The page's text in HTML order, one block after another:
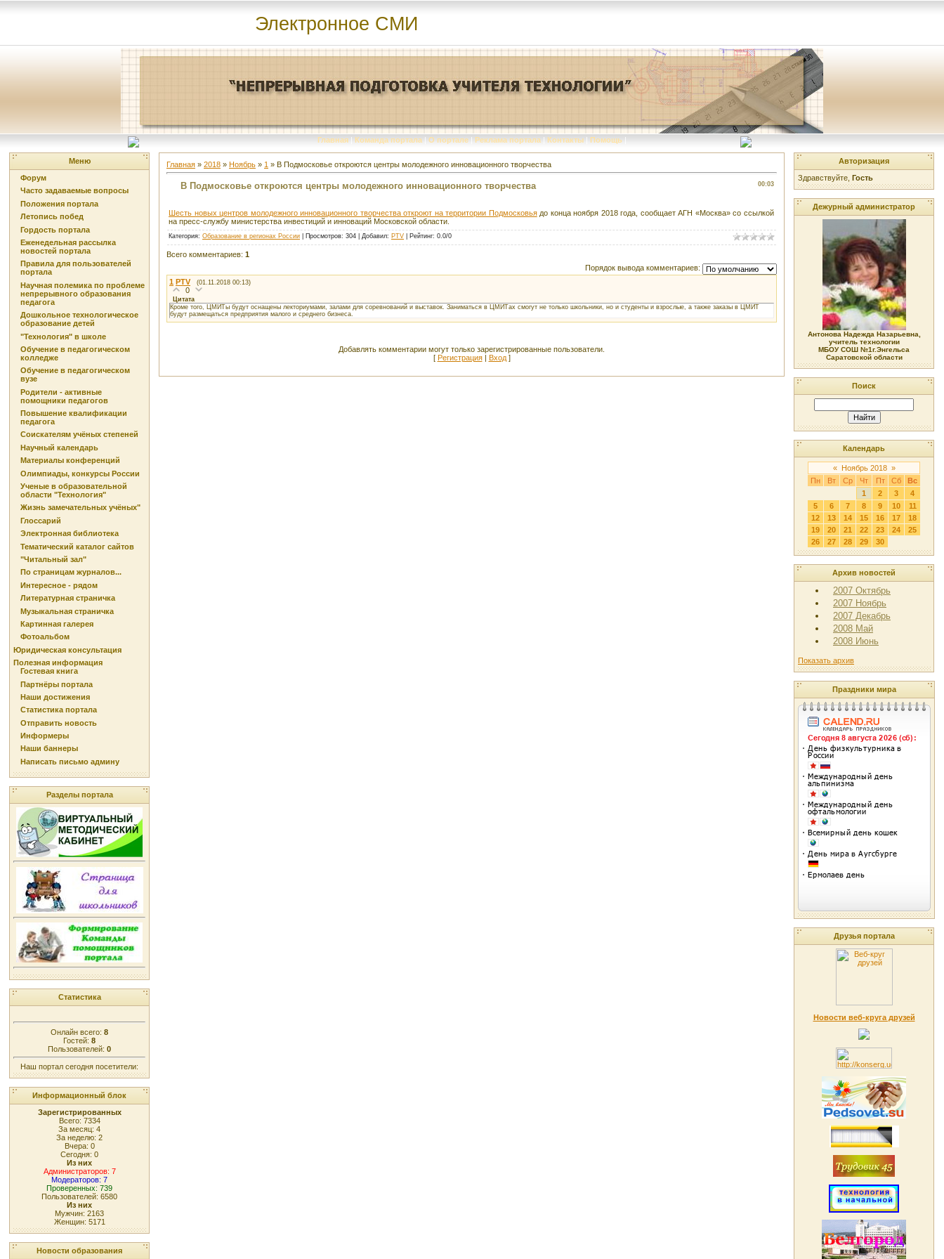
Электронное СМИ
Главная | Команда портала | О портале | Реклама портала | Контакты | Помощь |
Меню
Форум
Часто задаваемые вопросы
Положения портала
Летопись побед
Гордость портала
Еженедельная рассылка
новостей портала
Правила для пользователей
портала
Научная полемика по проблеме
непрерывного образования
педагога
Дошкольное технологическое
образование детей
"Технология" в школе
Обучение в педагогическом
колледже
Обучение в педагогическом
вузе
Родители - активные
помощники педагогов
Повышение квалификации
педагога
Соискателям учёных степеней
Научный календарь
Материалы конференций
Олимпиады, конкурсы России
Ученые в образовательной
области "Технология"
Жизнь замечательных учёных"
Глоссарий
Электронная библиотека
Тематический каталог сайтов
"Читальный зал"
По страницам журналов...
Интересное - рядом
Литературная страничка
Музыкальная страничка
Картинная галерея
Фотоальбом
Юридическая консультация
Полезная информация
Гостевая книга
Партнёры портала
Наши достижения
Статистика портала
Отправить новость
Информеры
Наши баннеры
Написать письмо админу
Разделы портала
Статистика
Онлайн всего: 8
Гостей: 8
Пользователей: 0
Наш портал сегодня посетители:
Информационный блок
Зарегистрированных
Всего: 7334
За месяц: 4
За неделю: 2
Вчера: 0
Сегодня: 0
Из них
Администраторов: 7
Модераторов: 7
Проверенных: 739
Пользователей: 6580
Из них
Мужчин: 2163
Женщин: 5171
Новости образования
Главная » 2018 » Ноябрь » 1 » В Подмосковье откроются центры молодежного инновационного творчества
00:03
В Подмосковье откроются центры молодежного инновационного творчества
Шесть новых центров молодежного инновационного творчества откроют на территории Подмосковьядо конца ноября 2018 года, сообщает АГН «Москва» со ссылкой
на пресс-службу министерства инвестиций и инноваций Московской области.
Категория: Образование в регионах России Просмотров: 304 | Добавил: PTV Рейтинг: 0.0/0
Всего комментариев: 1
Порядок вывода комментариев:
1 PTV (01.11.2018 00:13)
0
Цитата
Кроме того, ЦМИТы будут оснащены лекториумами, залами для соревнований и выставок. Заниматься в ЦМИТах смогут не только школьники, но и студенты и взрослые, а также заказы в ЦМИТ
будут размещаться предприятия малого и среднего бизнеса.
Добавлять комментарии могут только зарегистрированные пользователи.
[ Регистрация| Вход]
Авторизация
Здравствуйте, Гость
Дежурный администратор
Антонова Надежда Назарьевна,
учитель технологии
МБОУ СОШ №1г.Энгельса
Саратовской области
Поиск
Календарь
« Ноябрь 2018 »
Пн
Вт Ср Чт Пт Сб
Вс
1
2 3
4
5
6 7 8 9 10
11
12
13 14 15 16 17
18
19
20 21 22 23 24
25
26
27 28 29 30
Архив новостей
2007 Октябрь
2007 Ноябрь
2007 Декабрь
2008 Май
2008 Июнь
Показать архив
Праздники мира
Друзья портала
Новости веб-круга друзей